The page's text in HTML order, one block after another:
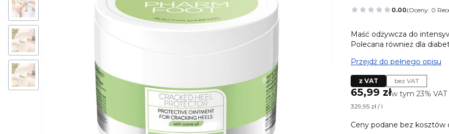
0.00(Oceny: 0
Przejdź do
Maść odżywcza do
Polecana również dla
Przejdź do pełnego opisu
z VAT bez VAT
Cena
65,99 złw tym 23% VAT
w tym 23% VAT
329,95 zł / l
Ceny podane bez kosztów